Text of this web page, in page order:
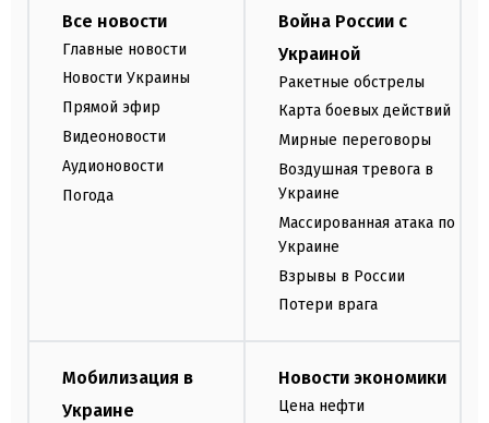
Все новости
Главные новости
Новости Украины
Прямой эфир
Видеоновости
Аудионовости
Погода
Война России с
Украиной
Ракетные обстрелы
Карта боевых действий
Мирные переговоры
Воздушная тревога в
Украине
Массированная атака по
Украине
Взрывы в России
Потери врага
Мобилизация в
Украине
Новости экономики
Цена нефти